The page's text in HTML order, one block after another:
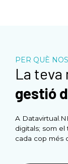
PER QUÈ
La teva
gestió
A
digitals; som
cada cop més